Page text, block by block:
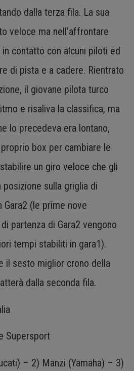
dalla terza fila. La sua
veloce ma nell’affrontare
in contatto con alcuni piloti ed
di pista e a cadere. Rientrato
il giovane pilota turco
e risaliva la classifica, ma
lo precedeva era lontano,
box per cambiare le
un giro veloce che gli
posizione sulla griglia di
Gara2 (le prime nove
partenza di Gara2 vengono
tempi stabiliti in gara1).
il sesto miglior crono della
dalla seconda fila.
Supersport
– 2) Manzi (Yamaha) – 3)